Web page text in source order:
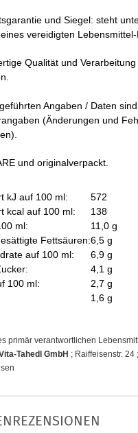
und Siegel: steht
vereidigten Lebensmittel-
Qualität und
Angaben / Daten sind
(Änderungen und
und originalverpackt.
kJ auf 100 ml:
572
kcal auf 100 ml:
138
ml:
11,0 g
Fettsäuren:6,5 g
auf 100 ml:
6,9 g
4,1 g
100 ml:
2,7 g
1,6 g
primär verantwortlichen
Tahedl GmbH ; Raiffeisenstr. 24